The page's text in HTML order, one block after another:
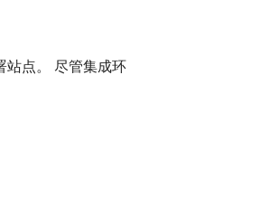
站点。 尽管集成环